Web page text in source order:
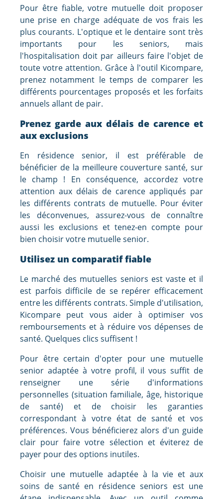
Pour être fiable, votre mutuelle doit proposer
une prise en charge adéquate de vos frais les
plus courants. L'optique et le dentaire sont très
importants pour les seniors, mais
l'hospitalisation doit par ailleurs faire l'objet de
toute votre attention. Grâce à l'outil Kicompare,
prenez notamment le temps de comparer les
différents pourcentages proposés et les forfaits
annuels allant de pair.
Prenez garde aux délais de carence et
aux exclusions
En résidence senior, il est préférable de
bénéficier de la meilleure couverture santé, sur
le champ ! En conséquence, accordez votre
attention aux délais de carence appliqués par
les différents contrats de mutuelle. Pour éviter
les déconvenues, assurez-vous de connaître
aussi les exclusions et tenez-en compte pour
bien choisir votre mutuelle senior.
Utilisez un comparatif fiable
Le marché des mutuelles seniors est vaste et il
est parfois difficile de se repérer efficacement
entre les différents contrats. Simple d'utilisation,
Kicompare peut vous aider à optimiser vos
remboursements et à réduire vos dépenses de
santé. Quelques clics suffisent !
Pour être certain d'opter pour une mutuelle
senior adaptée à votre profil, il vous suffit de
renseigner une série d'informations
personnelles (situation familiale, âge, historique
de santé) et de choisir les garanties
correspondant à votre état de santé et vos
préférences. Vous bénéficierez alors d'un guide
clair pour faire votre sélection et éviterez de
payer pour des options inutiles.
Choisir une mutuelle adaptée à la vie et aux
soins de santé en résidence seniors est une